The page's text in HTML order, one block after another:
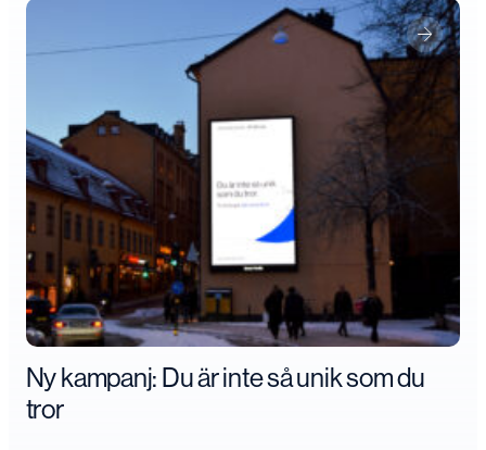
Ny kampanj: Du är inte så unik som du
tror